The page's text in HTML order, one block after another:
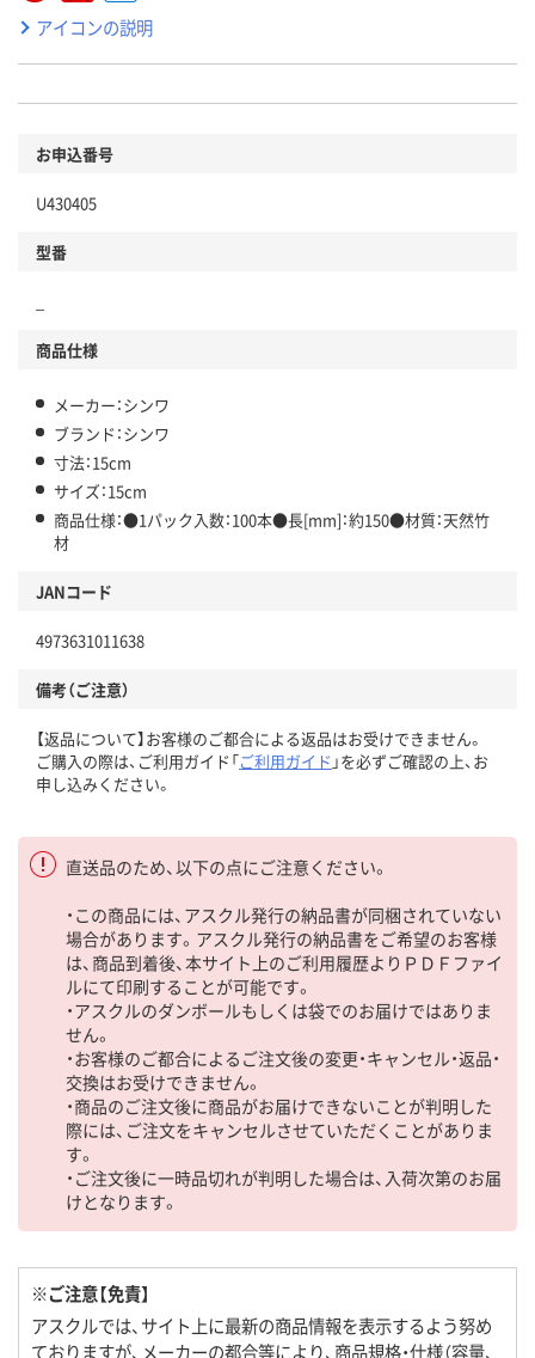
アイコンの説明
お申込番号
U430405
型番
商品仕様
メーカー：シンワ
ブランド：シンワ
寸法：15cm
サイズ：15cm
商品仕様：●1パック入数：100本●長[mm]：約150●材質：天然竹
材
JANコード
4973631011638
備考（ご注意）
【返品について】お客様のご都合による返品はお受けできません。
ご購入の際は、ご利用ガイド「ご利用ガイド 」を必ずご確認の上、お
申し込みください。
直送品のため、以下の点にご注意ください。
・この商品には、アスクル発行の納品書が同梱されていない
場合があります。アスクル発行の納品書をご希望のお客様
は、商品到着後、本サイト上のご利用履歴よりＰＤＦファイ
ルにて印刷することが可能です。
・アスクルのダンボールもしくは袋でのお届けではありま
せん。
・お客様のご都合によるご注文後の変更・キャンセル・返品・
交換はお受けできません。
・商品のご注文後に商品がお届けできないことが判明した
際には、ご注文をキャンセルさせていただくことがありま
す。
・ご注文後に一時品切れが判明した場合は、入荷次第のお届
けとなります。
※ご注意【免責】
アスクルでは、サイト上に最新の商品情報を表示するよう努め
ておりますが、メーカーの都合等により、商品規格・仕様（容量、